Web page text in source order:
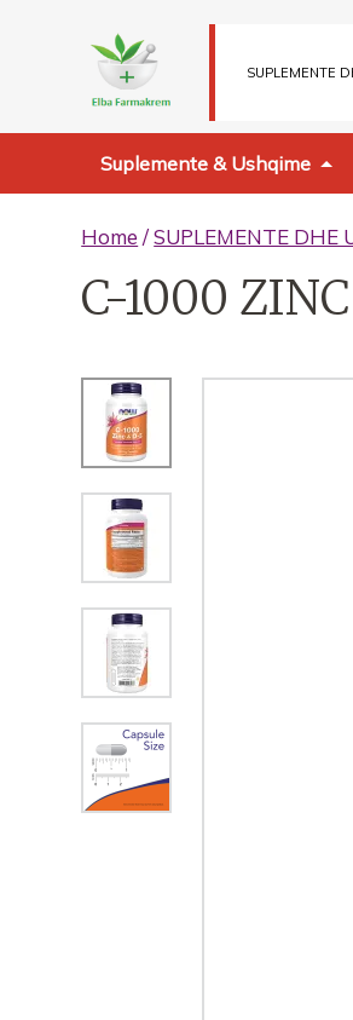
SUPLEMENTE
Suplemente & Ushqime
Home /SUPLEMENTE DHE
C-1000